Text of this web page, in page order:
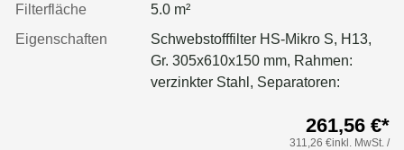
Filterfläche
5.0 m²
Eigenschaften
Schwebstofffilter HS-Mikro S, H13,
Gr. 305x610x150 mm, Rahmen:
verzinkter Stahl, Separatoren:
261,56 €*
311,26 €inkl. MwSt. /